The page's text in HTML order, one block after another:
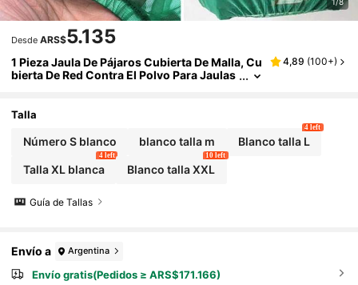
Desde ARS$5.135
1 Pieza Jaula De Pájaros Cubierta De Malla, Cu
bierta De Red Contra El Polvo Para Jaulas
4,89 (100+)
Talla
Número S blanco blanco talla m Blanco talla L
4 left
Talla XL blanca
4 left
Blanco talla XXL
10 left
Guía de Tallas
Envío a Argentina
Envío gratis(Pedidos ≥ ARS$171.166)